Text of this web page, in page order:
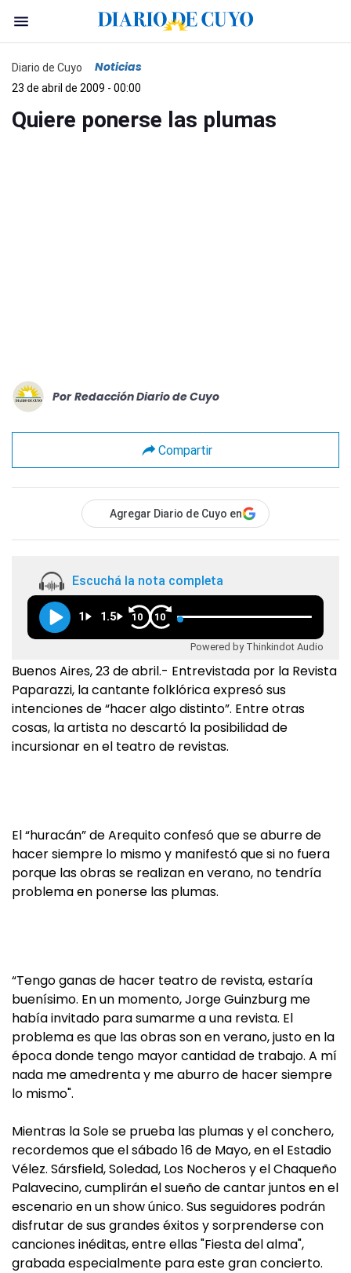
Diario de Cuyo Noticias
23 de abril de 2009 - 00:00
Quiere ponerse las plumas
Por Redacción Diario de Cuyo
Compartir
Agregar Diario de Cuyo en
Escuchá la nota completa
1 1.5 10 10
Powered by Thinkindot Audio
Buenos Aires, 23 de abril.- Entrevistada por la Revista
Paparazzi, la cantante folklórica expresó sus
intenciones de “hacer algo distinto”. Entre otras
cosas, la artista no descartó la posibilidad de
incursionar en el teatro de revistas.
El “huracán” de Arequito confesó que se aburre de
hacer siempre lo mismo y manifestó que si no fuera
porque las obras se realizan en verano, no tendría
problema en ponerse las plumas.
“Tengo ganas de hacer teatro de revista, estaría
buenísimo. En un momento, Jorge Guinzburg me
había invitado para sumarme a una revista. El
problema es que las obras son en verano, justo en la
época donde tengo mayor cantidad de trabajo. A mí
nada me amedrenta y me aburro de hacer siempre
lo mismo".
Mientras la Sole se prueba las plumas y el conchero,
recordemos que el sábado 16 de Mayo, en el Estadio
Vélez. Sársfield, Soledad, Los Nocheros y el Chaqueño
Palavecino, cumplirán el sueño de cantar juntos en el
escenario en un show único. Sus seguidores podrán
disfrutar de sus grandes éxitos y sorprenderse con
canciones inéditas, entre ellas "Fiesta del alma",
grabada especialmente para este gran concierto.